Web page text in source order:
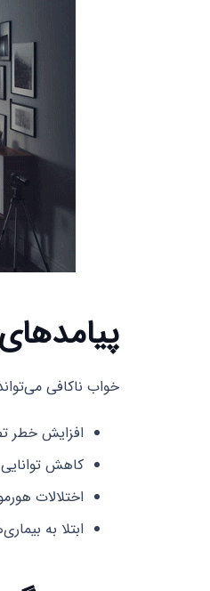
خواب ناکافی
افزایش خطر
کاهش توانایی
اختلالات
ابتلا به